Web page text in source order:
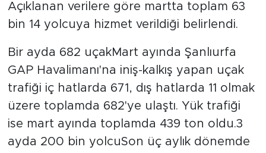
Açıklanan verilere göre martta toplam 63
bin 14 yolcuya hizmet verildiği belirlendi.
Bir ayda 682 uçakMart ayında Şanlıurfa
GAP Havalimanı'na iniş-kalkış yapan uçak
trafiği iç hatlarda 671, dış hatlarda 11 olmak
üzere toplamda 682'ye ulaştı. Yük trafiği
ise mart ayında toplamda 439 ton oldu.3
ayda 200 bin yolcuSon üç aylık dönemde